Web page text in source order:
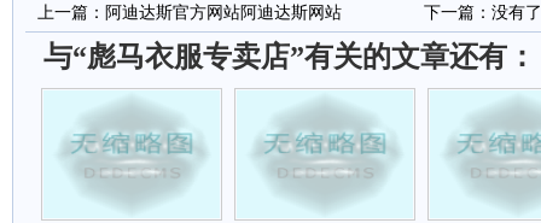
上一篇： 阿迪达斯官方网站阿迪达斯网站 下一篇：没有了
与“彪马衣服专卖店”有关的文章还有：